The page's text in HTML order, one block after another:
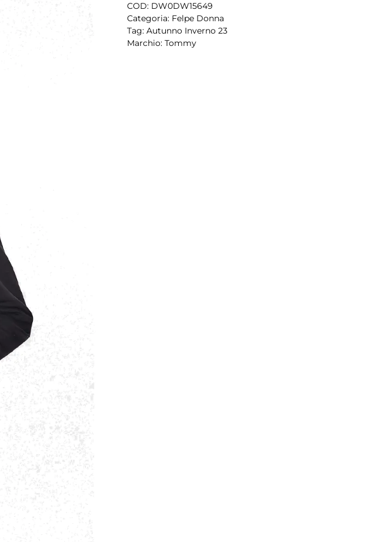
COD: DW0DW15649
Categoria: Felpe Donna
Tag:Autunno Inverno 23
Marchio:Tommy